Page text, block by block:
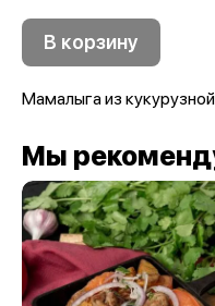
В корзину
Мамалыга из
Мы